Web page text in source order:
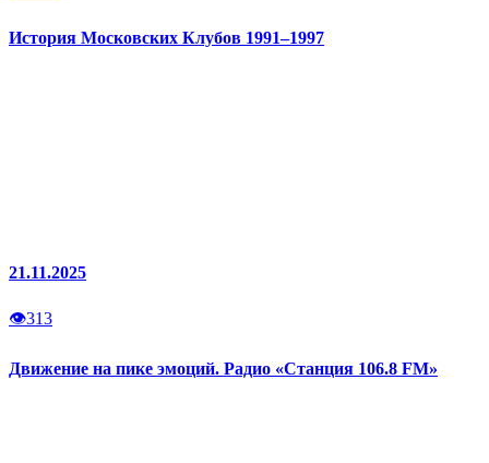
История Московских Клубов 1991–1997
21.11.2025
👁313
Движение на пике эмоций. Радио «Станция 106.8 FM»